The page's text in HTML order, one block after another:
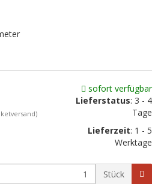
sofort verfügbar
Lieferstatus: 3 - 4
Tage
Lieferzeit: 1 - 5
Werktage
Stück